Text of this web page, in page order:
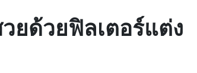
ยด้วยฟิลเตอร์แต่ง